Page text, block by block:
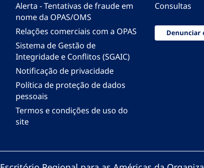
Alerta - Tentativas de fraude em
nome da OPAS/OMS
Relações comerciais com a OPAS
Sistema de Gestão de
Integridade e Conflitos (SGAIC)
Notificação de privacidade
Política de proteção de dados
pessoais
Termos e condições de uso do
site
Consultas
Denunciar